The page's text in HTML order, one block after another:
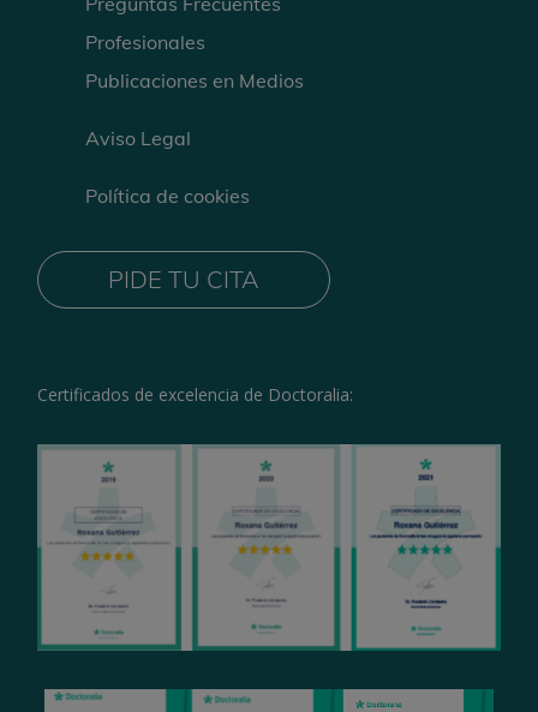
Profesionales
Publicaciones en Medios
Aviso Legal
Política de cookies
PIDE TU CITA
Certificados de excelencia de Doctoralia: